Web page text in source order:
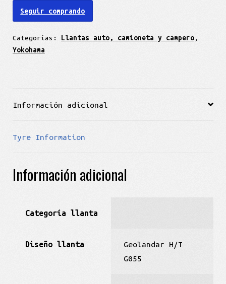
Seguir comprando
Categorías: Llantas auto, camioneta y campero,
Yokohama
Información adicional
Tyre Information
Información adicional
Categoría llanta
Diseño llanta
Geolandar H/T
G055